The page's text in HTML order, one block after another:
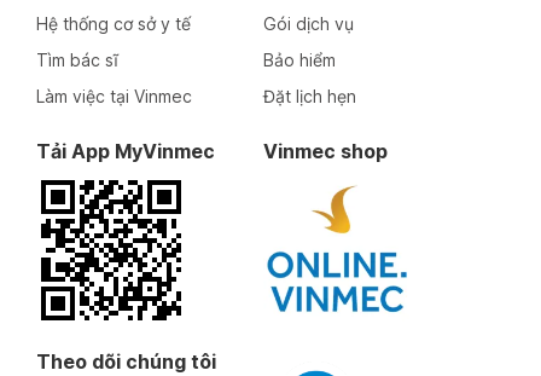
Hệ thống cơ sở y tế
Tìm bác sĩ
Làm việc tại Vinmec
Gói dịch vụ
Bảo hiểm
Đặt lịch hẹn
Tải App MyVinmec Vinmec shop
Theo dõi chúng tôi